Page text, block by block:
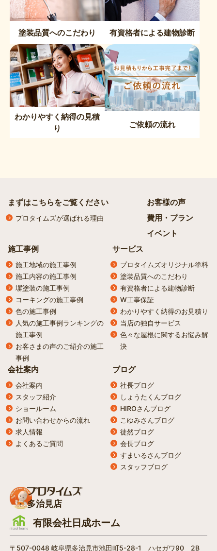
塗装品質へのこだわり 有資格者による建物診断
わかりやすく納得の見積
り
ご依頼の流れ
まずはこちらをご覧ください
プロタイムズが選ばれる理由
お客様の声
費用・プラン
イベント
施工事例
施工地域の施工事例
施工内容の施工事例
塀塗装の施工事例
コーキングの施工事例
色の施工事例
人気の施工事例ランキングの
施工事例
お客さまの声のご紹介の施工
事例
サービス
プロタイムズオリジナル塗料
塗装品質へのこだわり
有資格者による建物診断
W工事保証
わかりやすく納得のお見積り
当店の独自サービス
色々な屋根に関するお悩み解
決
会社案内
会社案内
スタッフ紹介
ショールーム
お問い合わせからの流れ
求人情報
よくあるご質問
ブログ
社長ブログ
しょうたくんブログ
HIROさんブログ
こゆみさんブログ
徒然ブログ
会長ブログ
すまいるさんブログ
スタッフブログ
多治見店
有限会社日成ホーム
〒507-0048 岐阜県多治見市池田町5-28-1 ハセガワ90 2B